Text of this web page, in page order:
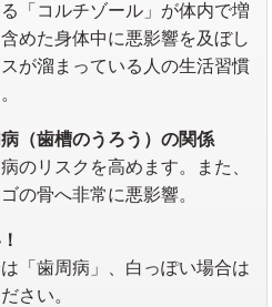
「コルチゾール」が体内で増
めた身体中に悪影響を及ぼし
が溜まっている人の生活習慣
（歯槽のうろう）の関係
のリスクを高めます。また、
の骨へ非常に悪影響。
「歯周病」、白っぽい場合は
さい。